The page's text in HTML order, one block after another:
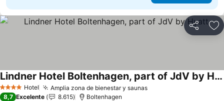
Compartir
4 EstrellasHotel Amplia zona de bienestar y saunasVer precios
Lindner Hotel Boltenhagen, part of JdV by Hyatt
Ver precios
8,7 Excelente 8.615 Boltenhagen